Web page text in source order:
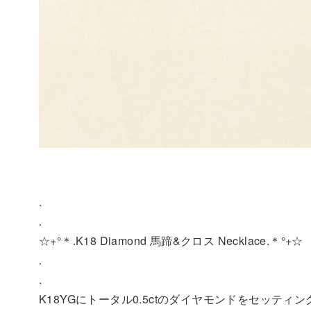
.
.
☆+°＊.K18 Diamond 馬蹄&クロス Necklace.＊°+☆
.
.
K18YGにトータル0.5ctのダイヤモンドをセッティン